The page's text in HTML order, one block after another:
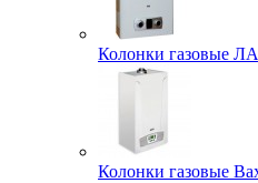
Колонки газовые
Колонки газовые